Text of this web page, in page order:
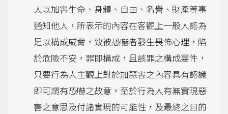
人以加害生命、身體、自由、名譽、財產等事
通知他人，所表示的內容在客觀上一般人認為
足以構成威脅，致被恐嚇者發生畏怖心理，陷
於危險不安，罪即構成，且該罪之構成要件，
只要行為人主觀上對於加惡害之內容具有認識
即可謂有恐嚇之故意，至於行為人有無實現惡
害之意思及付諸實現的可能性，及最終之目的